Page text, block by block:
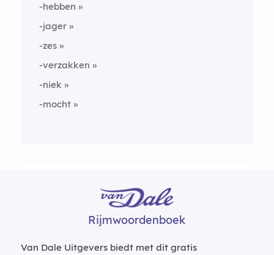
-hebben
-jager
-zes
-verzakken
-niek
-mocht
Rijmwoordenboek
Van Dale Uitgevers biedt met dit gratis